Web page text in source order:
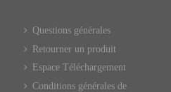
Questions générales
Retourner un produit
Espace Téléchargement
Conditions générales de